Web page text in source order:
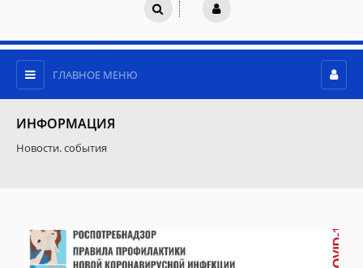
ГЛАВНОЕ МЕНЮ
ИНФОРМАЦИЯ
Новости. события